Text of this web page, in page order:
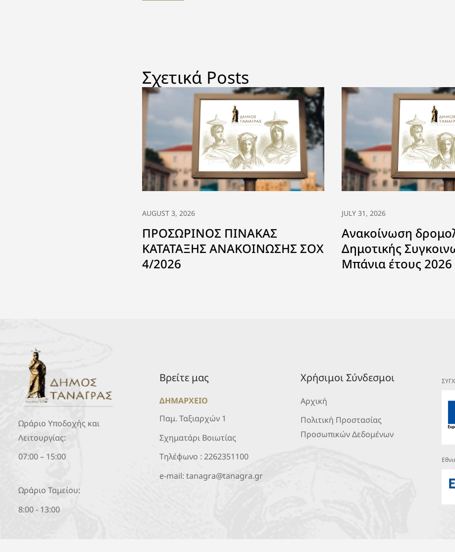
Σχετικά Posts
AUGUST 3, 2026
ΠΡΟΣΩΡΙΝΟΣ ΠΙΝΑΚΑΣ
ΚΑΤΑΤΑΞΗΣ ΑΝΑΚΟΙΝΩΣΗΣ ΣΟΧ
4/2026
JULY 31, 2026
Ανακοίνωση
Δημοτικής
Μπάνια έτους 2026
Ωράριο Υποδοχής και
Λειτουργίας:
07:00 – 15:00
Ωράριο Ταμείου:
8:00 - 13:00
Βρείτε μας
ΔΗΜΑΡΧΕΙΟ
Παμ. Ταξιαρχών 1
Σχηματάρι Βοιωτίας
Τηλέφωνο :2262351100
e-mail:tanagra@tanagra.gr
Χρήσιμοι Σύνδεσμοι
Αρχική
Πολιτική Προστασίας
Προσωπικών Δεδομένων